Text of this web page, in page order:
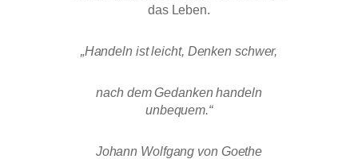
das Leben.
„Handeln ist leicht, Denken schwer,
nach dem Gedanken handeln
unbequem.“
Johann Wolfgang von Goethe